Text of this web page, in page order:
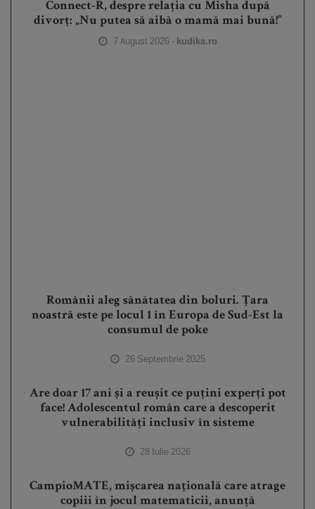
Connect-R, despre relația cu Misha după
divorț: „Nu putea să aibă o mamă mai bună!”
7 August 2026 - kudika.ro
Românii aleg sănătatea din boluri. Țara
noastră este pe locul 1 în Europa de Sud-Est la
consumul de poke
26 Septembrie 2025
Are doar 17 ani și a reușit ce puțini experți pot
face! Adolescentul român care a descoperit
vulnerabilități inclusiv în sisteme
28 Iulie 2026
CampioMATE, mișcarea națională care atrage
copiii în jocul matematicii, anunță